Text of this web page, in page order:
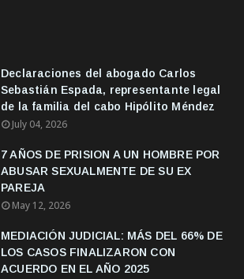
Declaraciones del abogado Carlos
Sebastián Espada, representante legal
de la familia del cabo Hipólito Méndez
July 04, 2026
7 AÑOS DE PRISION A UN HOMBRE POR
ABUSAR SEXUALMENTE DE SU EX
PAREJA
May 12, 2026
MEDIACIÓN JUDICIAL: MÁS DEL 66% DE
LOS CASOS FINALIZARON CON
ACUERDO EN EL AÑO 2025